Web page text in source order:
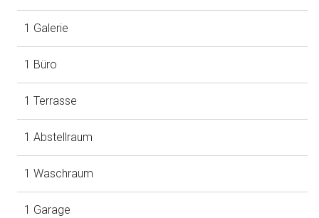
1 Galerie
1 Büro
1 Terrasse
1 Abstellraum
1 Waschraum
1 Garage